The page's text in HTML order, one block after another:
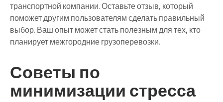
транспортной компании. Оставьте отзыв, который
поможет другим пользователям сделать правильный
выбор. Ваш опыт может стать полезным для тех, кто
планирует межгородние грузоперевозки.
Советы по
минимизации стресса